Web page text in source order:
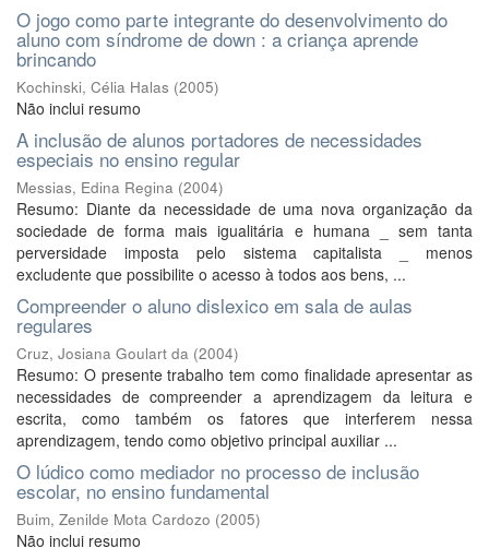
O jogo como parte integrante do desenvolvimento do
aluno com síndrome de down : a criança aprende
brincando
Kochinski, Célia Halas (2005)
Não inclui resumo
A inclusão de alunos portadores de necessidades
especiais no ensino regular
Messias, Edina Regina (2004)
Resumo: Diante da necessidade de uma nova organização da
sociedade de forma mais igualitária e humana _ sem tanta
perversidade imposta pelo sistema capitalista _ menos
excludente que possibilite o acesso à todos aos bens, ...
Compreender o aluno dislexico em sala de aulas
regulares
Cruz, Josiana Goulart da (2004)
Resumo: O presente trabalho tem como finalidade apresentar as
necessidades de compreender a aprendizagem da leitura e
escrita, como também os fatores que interferem nessa
aprendizagem, tendo como objetivo principal auxiliar ...
O lúdico como mediador no processo de inclusão
escolar, no ensino fundamental
Buim, Zenilde Mota Cardozo (2005)
Não inclui resumo